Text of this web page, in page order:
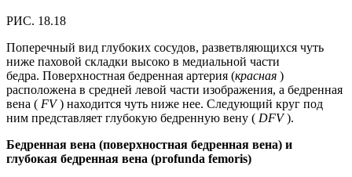
РИС. 18.18
Поперечный вид глубоких сосудов, разветвляющихся чуть
ниже паховой складки высоко в медиальной части
бедра. Поверхностная бедренная артерия (красная )
расположена в средней левой части изображения, а бедренная
вена ( FV) находится чуть ниже нее. Следующий круг под
ним представляет глубокую бедренную вену ( DFV).
Бедренная вена (поверхностная бедренная вена) и
глубокая бедренная вена (profunda femoris)